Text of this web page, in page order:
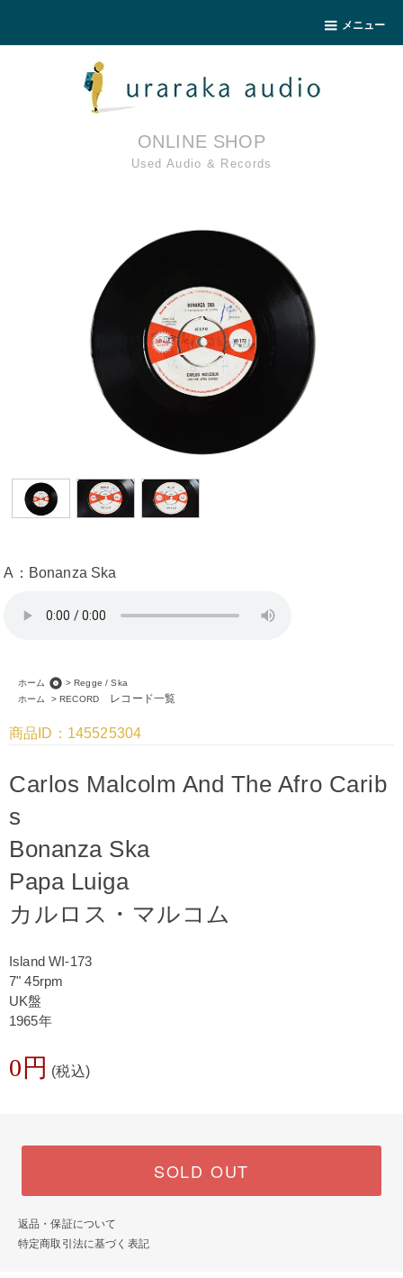
メニュー
ONLINE SHOP
Used Audio & Records
A：Bonanza Ska
ホーム >
album
Regge / Ska
ホーム
> RECORD レコード一覧
商品ID：145525304
Carlos Malcolm And The Afro Carib
s
Bonanza Ska
Papa Luiga
カルロス・マルコム
Island WI-173
7" 45rpm
UK盤
1965年
0円 (税込)
SOLD OUT
返品・保証について
特定商取引法に基づく表記